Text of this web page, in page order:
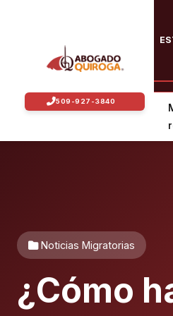
Noticias Migratorias
¿Cómo